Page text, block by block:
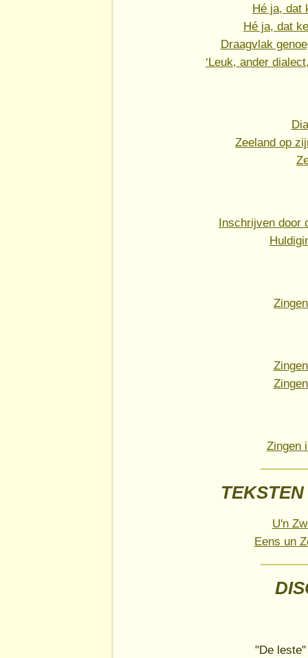
Hé ja, dat
Hé ja, dat
Draagvlak
‘Leuk, ander
Zeeland op
Inschrijven door
Zingen
U'n
Eens un
"De